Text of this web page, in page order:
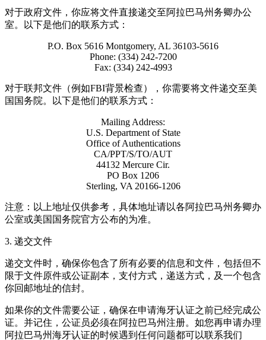
对于政府文件，你应将文件直接递交至阿拉巴马州务卿办公
室。以下是他们的联系方式：
P.O. Box 5616 Montgomery, AL 36103-5616
Phone: (334) 242-7200
Fax: (334) 242-4993
对于联邦文件（例如FBI背景检查），你需要将文件递交至美
国国务院。以下是他们的联系方式：
Mailing Address:
U.S. Department of State
Office of Authentications
CA/PPT/S/TO/AUT
44132 Mercure Cir.
PO Box 1206
Sterling, VA 20166-1206
注意：以上地址仅供参考，具体地址请以各阿拉巴马州务卿办
公室或美国国务院官方公布的为准。
3. 递交文件
递交文件时，确保你包含了所有必要的信息和文件，包括但不
限于文件原件或公证副本，支付方式，递送方式，及一个包含
你回邮地址的信封。
如果你的文件需要公证，确保在申请海牙认证之前已经完成公
证。并记住，公证员必须在阿拉巴马州注册。如您再申请办理
阿拉巴马州海牙认证的时候遇到任何问题都可以联系我们